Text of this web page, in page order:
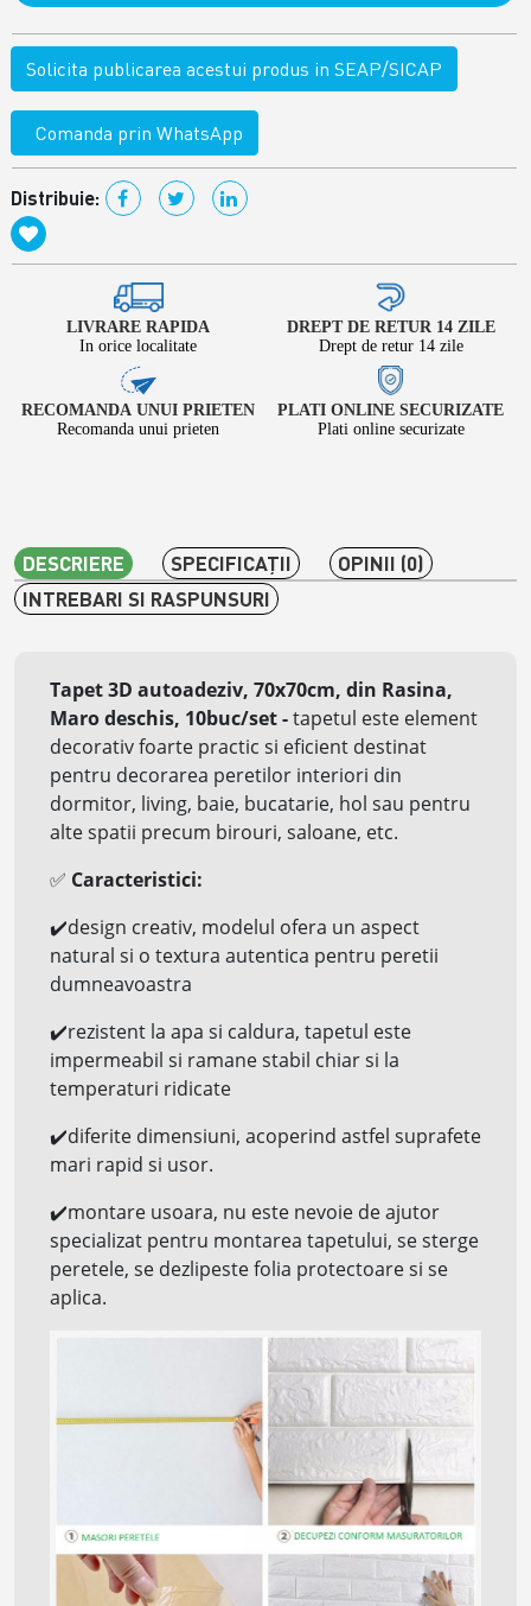
Solicita publicarea acestui produs in SEAP/SICAP
Comanda prin WhatsApp
Distribuie:
LIVRARE RAPIDA
In orice localitate
DREPT DE RETUR 14 ZILE
Drept de retur 14 zile
RECOMANDA UNUI PRIETEN
Recomanda unui prieten
PLATI ONLINE SECURIZATE
Plati online securizate
DESCRIERE SPECIFICAŢII
OPINII (0)
INTREBARI SI RASPUNSURI
Tapet 3D autoadeziv, 70x70cm, din Rasina,
Marodeschis, 10buc/set-tapetul este element
decorativ foarte practic si eficient destinat
pentru decorarea peretilor interiori din
dormitor, living, baie, bucatarie, hol sau pentru
alte spatii precum birouri, saloane, etc.
✅ Caracteristici:
✔️design creativ, modelul ofera un aspect
natural si o textura autentica pentru peretii
dumneavoastra
✔️rezistent la apa si caldura, tapetul este
impermeabil si ramane stabil chiar si la
temperaturi ridicate
✔️diferite dimensiuni, acoperind astfel suprafete
mari rapid si usor.
✔️montare usoara, nu este nevoie de ajutor
specializat pentru montarea tapetului, se sterge
peretele, se dezlipeste folia protectoare si se
aplica.